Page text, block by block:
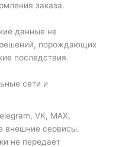
заказа.
данные не
решений, порождающих
последствия.
сети и
VK, MAX,
внешние сервисы.
не передаёт